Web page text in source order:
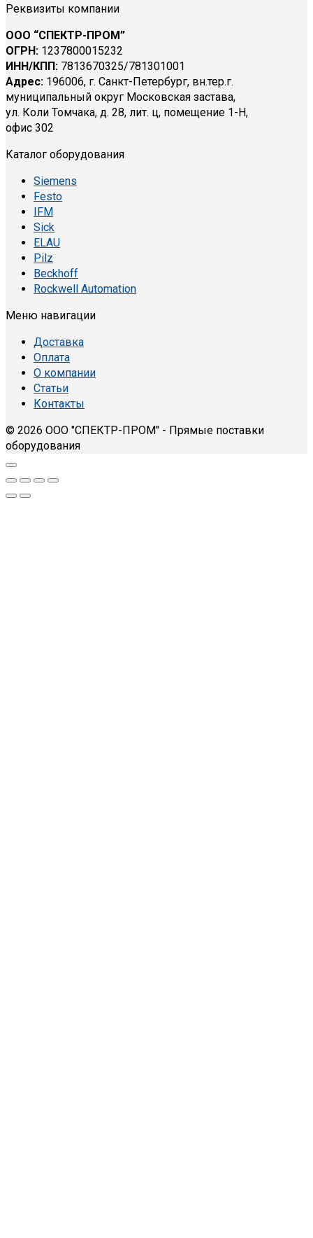
Реквизиты компании
ООО “СПЕКТР-ПРОМ”
ОГРН: 1237800015232
ИНН/КПП: 7813670325/781301001
Адрес: 196006, г. Санкт-Петербург, вн.тер.г.
муниципальный округ Московская застава,
ул. Коли Томчака, д. 28, лит. ц, помещение 1-Н,
офис 302
Каталог оборудования
Siemens
Festo
IFM
Sick
ELAU
Pilz
Beckhoff
Rockwell Automation
Меню навигации
Доставка
Оплата
О компании
Статьи
Контакты
© 2026 ООО "СПЕКТР-ПРОМ" - Прямые поставки
оборудования